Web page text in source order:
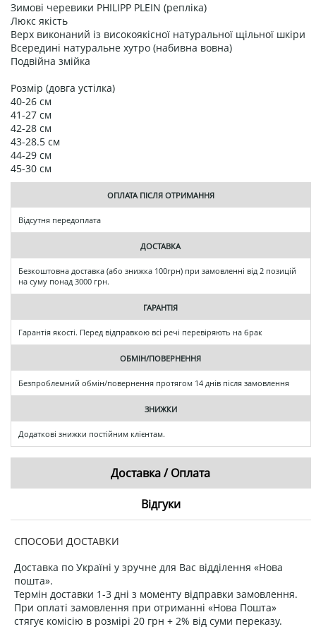
Зимові черевики PHILIPP PLEIN (репліка)
Люкс якість
Верх виконаний із високоякісної натуральної щільної шкіри
Всередині натуральне хутро (набивна вовна)
Подвійна змійка
Розмір (довга устілка)
40-26 см
41-27 см
42-28 см
43-28.5 см
44-29 см
45-30 см
ОПЛАТА ПІСЛЯ ОТРИМАННЯ
Відсутня передоплата
ДОСТАВКА
Безкоштовна доставка (або знижка 100грн) при замовленні від 2 позицій
на суму понад 3000 грн.
ГАРАНТІЯ
Гарантія якості. Перед відправкою всі речі перевіряють на брак
ОБМІН/ПОВЕРНЕННЯ
Безпроблемний обмін/повернення протягом 14 днів після замовлення
ЗНИЖКИ
Додаткові знижки постійним клієнтам.
Доставка / Оплата
Відгуки
СПОСОБИ ДОСТАВКИ
Доставка по Україні у зручне для Вас відділення «Нова
пошта».
Термін доставки 1-3 дні з моменту відправки замовлення.
При оплаті замовлення при отриманні «Нова Пошта»
стягує комісію в розмірі 20 грн + 2% від суми переказу.